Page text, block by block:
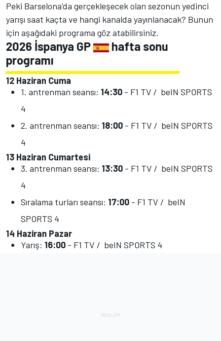
Peki Barselona'da gerçekleşecek olan sezonun yedinci
yarışı saat kaçta ve hangi kanalda yayınlanacak? Bunun
için aşağıdaki programa göz atabilirsiniz.
2026 İspanya GP
hafta sonu
programı
12 Haziran Cuma
1. antrenman seansı: 14:30 - F1 TV / beIN SPORTS
4
2. antrenman seansı: 18:00 - F1 TV / beIN SPORTS
4
13 Haziran Cumartesi
3. antrenman seansı: 13:30 - F1 TV / beIN SPORTS
4
Sıralama turları seansı: 17:00 - F1 TV / beIN
SPORTS 4
14 Haziran Pazar
Yarış: 16:00 - F1 TV / beIN SPORTS 4